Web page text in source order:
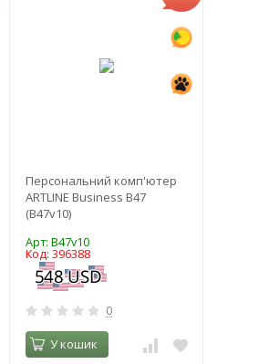
Персональний комп'ютер
ARTLINE Business B47
(B47v10)
Арт: B47v10
Код: 396388
0
У кошик